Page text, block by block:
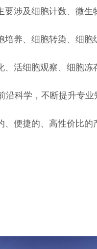
要涉及细胞计数、微生
培养、细胞转染、细胞
、活细胞观察、细胞冻
科学，不断提升专业
、便捷的、高性价比的